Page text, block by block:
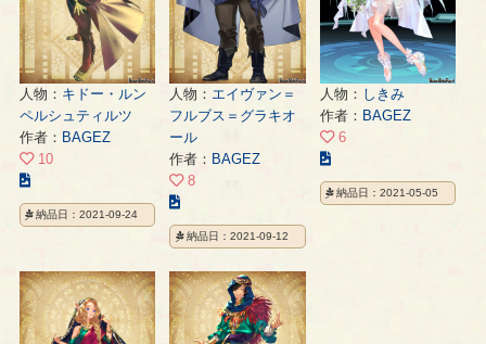
人物： キドー・ルン
ペルシュティルツ
作者： BAGEZ
10
の
イ
ト
の
ペ
納品日：2021-09-24
人物： エイヴァン＝
フルブス＝グラキオ
ール
作者： BAGEZ
8
の
イ
ス
ト
の
納品日：2021-09-12
人物： しきみ
作者： BAGEZ
6
の
イ
納品日：2021-05-05